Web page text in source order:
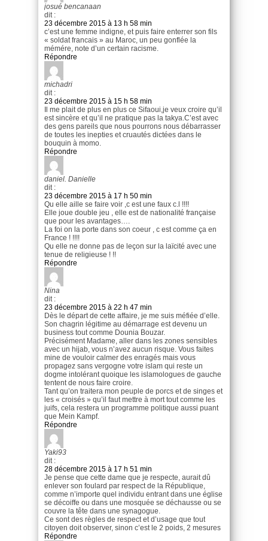
josué bencanaan
dit :
23 décembre 2015 à 13 h 58 min
c’est une femme indigne, et puis faire enterrer son fils
« soldat francais » au Maroc, un peu gonflée la
mémére, note d’un certain racisme.
Répondre
michadri
dit :
23 décembre 2015 à 15 h 58 min
Il me plait de plus en plus ce Sifaoui,je veux croire qu’il
est sincère et qu’il ne pratique pas la takya.C’est avec
des gens pareils que nous pourrons nous débarrasser
de toutes les inepties et cruautés dictées dans le
bouquin à momo.
Répondre
daniel. Danielle
dit :
23 décembre 2015 à 17 h 50 min
Qu elle aille se faire voir ,c est une faux c.l !!!!
Elle joue double jeu , elle est de nationalité française
que pour les avantages….
La foi on la porte dans son coeur , c est comme ça en
France ! !!!!
Qu elle ne donne pas de leçon sur la laïcité avec une
tenue de religieuse ! !!
Répondre
Nina
dit :
23 décembre 2015 à 22 h 47 min
Dès le départ de cette affaire, je me suis méfiée d’elle.
Son chagrin légitime au démarrage est devenu un
business tout comme Dounia Bouzar.
Précisément Madame, aller dans les zones sensibles
avec un hijab, vous n’avez aucun risque. Vous faites
mine de vouloir calmer des enragés mais vous
propagez sans vergogne votre islam qui reste un
dogme intolérant quoique les islamologues de gauche
tentent de nous faire croire.
Tant qu’on traitera mon peuple de porcs et de singes et
les « croisés » qu’il faut mettre à mort tout comme les
juifs, cela restera un programme politique aussi puant
que Mein Kampf.
Répondre
Yaki93
dit :
28 décembre 2015 à 17 h 51 min
Je pense que cette dame que je respecte, aurait dû
enlever son foulard par respect de la République,
comme n’importe quel individu entrant dans une église
se décoiffe ou dans une mosquée se déchausse ou se
couvre la tête dans une synagogue.
Ce sont des règles de respect et d’usage que tout
citoyen doit observer, sinon c’est le 2 poids, 2 mesures
Répondre